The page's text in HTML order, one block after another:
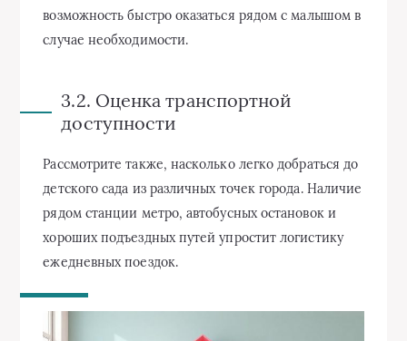
возможность быстро оказаться рядом с малышом в
случае необходимости.
3.2. Оценка транспортной
доступности
Рассмотрите также, насколько легко добраться до
детского сада из различных точек города. Наличие
рядом станции метро, автобусных остановок и
хороших подъездных путей упростит логистику
ежедневных поездок.